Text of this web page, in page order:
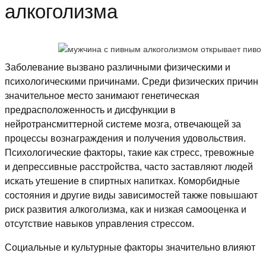
алкоголизма
Заболевание вызвано различными физическими и
психологическими причинами. Среди физических причин
значительное место занимают генетическая
предрасположенность и дисфункции в
нейротрансмиттерной системе мозга, отвечающей за
процессы вознаграждения и получения удовольствия.
Психологические факторы, такие как стресс, тревожные
и депрессивные расстройства, часто заставляют людей
искать утешение в спиртных напитках. Коморбидные
состояния и другие виды зависимостей также повышают
риск развития алкоголизма, как и низкая самооценка и
отсутствие навыков управления стрессом.
Социальные и культурные факторы значительно влияют